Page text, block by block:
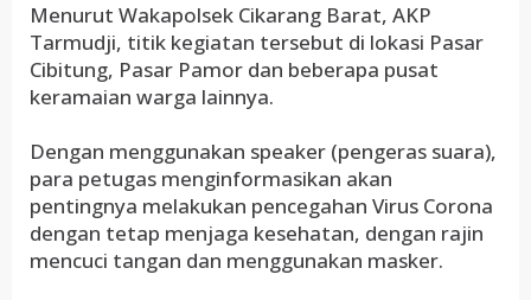
Menurut Wakapolsek Cikarang Barat, AKP
Tarmudji, titik kegiatan tersebut di lokasi Pasar
Cibitung, Pasar Pamor dan beberapa pusat
keramaian warga lainnya.
Dengan menggunakan speaker (pengeras suara),
para petugas menginformasikan akan
pentingnya melakukan pencegahan Virus Corona
dengan tetap menjaga kesehatan, dengan rajin
mencuci tangan dan menggunakan masker.